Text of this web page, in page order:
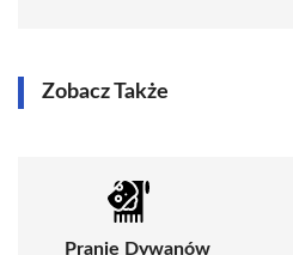
Zobacz Także
Pranie Dywanów